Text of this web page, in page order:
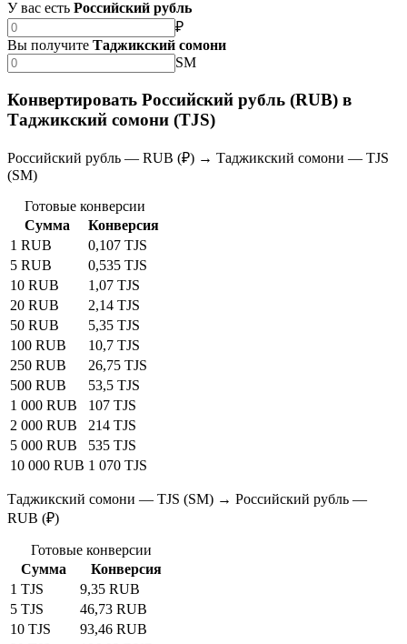
У вас есть Российский рубль
₽
Вы получите Таджикский сомони
SM
Конвертировать Российский рубль (RUB) в
Таджикский сомони (TJS)
Российский рубль — RUB (₽) → Таджикский сомони — TJS
(SM)
Готовые конверсии
Сумма
Конверсия
1 RUB
0,107 TJS
5 RUB
0,535 TJS
10 RUB
1,07 TJS
20 RUB
2,14 TJS
50 RUB
5,35 TJS
100 RUB
10,7 TJS
250 RUB
26,75 TJS
500 RUB
53,5 TJS
1 000 RUB
107 TJS
2 000 RUB
214 TJS
5 000 RUB
535 TJS
10 000 RUB 1 070 TJS
Таджикский сомони — TJS (SM) → Российский рубль —
RUB (₽)
Готовые конверсии
Сумма
Конверсия
1 TJS
9,35 RUB
5 TJS
46,73 RUB
10 TJS
93,46 RUB